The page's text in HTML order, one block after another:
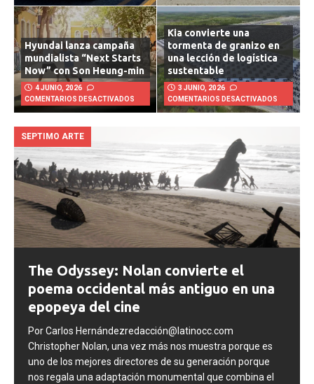
Hyundai lanza campaña
mundialista “Next Starts
Now” con Son Heung-min
4 JUNIO, 2026
COMENTARIOS DESACTIVADOS
Kia convierte una
tormenta de granizo en
una lección de logística
sustentable
3 JUNIO, 2026
COMENTARIOS DESACTIVADOS
SEPTIMO ARTE
The Odyssey: Nolan convierte el
poema occidental más antiguo en una
epopeya del cine
Por Carlos Hernándezredacción@latinocc.com
Christopher Nolan, una vez más nos muestra porque es
uno de los mejores directores de su generación porque
nos regala una adaptación monumental que combina el